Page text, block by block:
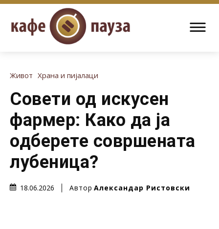
Живот Храна и пијалаци
Совети од искусен
фармер: Како да ја
одберете совршената
лубеница?
18.06.2026 Автор Александар Ристовски